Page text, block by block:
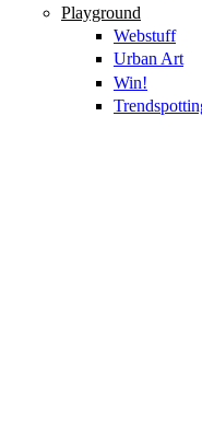
Playground
Webstuff
Urban Art
Win!